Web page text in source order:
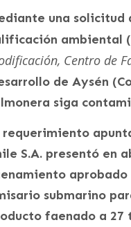
una solicitud
ambiental
Centro de
de Aysén
siga
requerimiento
S.A. presentó en
aprobado
submarino
faenado a